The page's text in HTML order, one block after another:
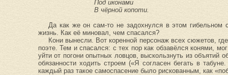
Под иконами
В чёрной копоти.
Да как же он сам-то не задохнулся в этом
жизнь. Как её миновал, чем спасался?
Кони вынесли. Вот коренной персонаж всех сюжетов,
поэте. Тем и спасался: с тех пор как обзавёлся конями,
уйти от погони опытных ловцов, выскользнуть из объятий
обязанности ходить строем («Я согласен бегать в
каждый раз такое самоспасение было рискованным, как